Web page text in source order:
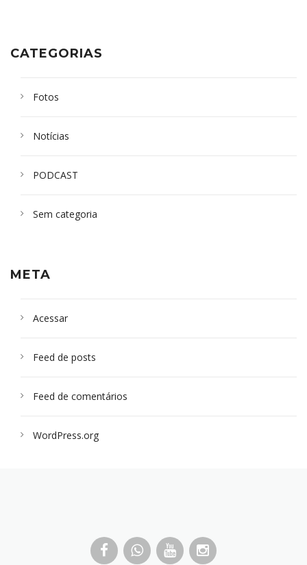
CATEGORIAS
Fotos
Notícias
PODCAST
Sem categoria
META
Acessar
Feed de posts
Feed de comentários
WordPress.org